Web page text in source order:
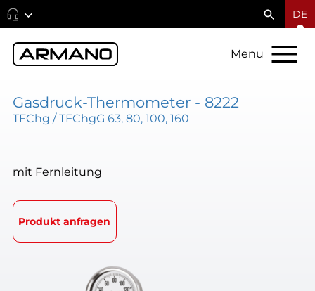
DE
Menu
Gasdruck-Thermometer - 8222
TFChg / TFChgG 63, 80, 100, 160
mit Fernleitung
Produkt anfragen